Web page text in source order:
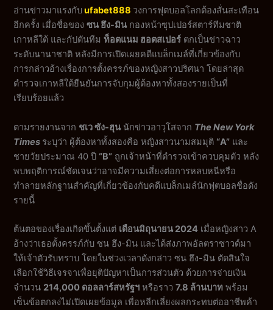
อ่านข่าวมาแรงกับufabet888 วงการฟุตบอลโลกต้องสั่นสะเทือน
อีกครั้ง เมื่อชื่อของซน ฮึง-มิน กองหน้าซุปเปอร์สตาร์ทีมชาติ
เกาหลีใต้ และกัปตันทีมท็อตแนม ฮอตสเปอร์ ตกเป็นข่าวฉาว
ระดับนานาชาติ หลังมีการเปิดเผยคดีแบล็กเมล์ที่เกี่ยวข้องกับ
การกล่าวอ้างเรื่องการตั้งครรภ์ของหญิงสาวปริศนา โดยล่าสุด
ตำรวจเกาหลีใต้ยืนยันการจับกุมผู้ต้องหาทั้งสองรายเป็นที่
เรียบร้อยแล้ว
ตามรายงานจาก ชเว ซัง-ฮุน นักข่าวอาวุโสจาก The New York
Times ระบุว่า ผู้ต้องหาทั้งสองคือ หญิงสาวนามสมมุติ “A” และ
ชายวัยประมาณ 40 ปี “B” ถูกเจ้าหน้าที่ตำรวจเข้าควบคุมตัว หลัง
พบพฤติการณ์ชัดเจนว่าอาจมีความเสี่ยงต่อการหลบหนีหรือ
ทำลายหลักฐานสำคัญที่เกี่ยวข้องกับคดีแบล็กเมล์นักฟุตบอลชื่อดัง
รายนี้
ต้นตอของเรื่องเกิดขึ้นตั้งแต่ เดือนมิถุนายน 2024 เมื่อหญิงสาว A
อ้างว่าเธอตั้งครรภ์กับ ซน ฮึง-มิน และได้ส่งภาพอัลตราซาวด์มา
ให้เจ้าตัวรับทราบ โดยในช่วงเวลาดังกล่าว ซน ฮึง-มิน ตัดสินใจ
เลือกใช้วิธีเจรจาเพื่อยุติปัญหาเป็นการส่วนตัว ด้วยการจ่ายเงิน
จำนวน 214,000 ดอลลาร์สหรัฐฯ หรือราว7.8 ล้านบาท พร้อม
เซ็นข้อตกลงไม่เปิดเผยข้อมูล เพื่อหลีกเลี่ยงผลกระทบต่ออาชีพค้า